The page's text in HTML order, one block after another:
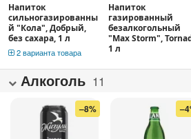
Напиток
сильногазированны
й "Кола", Добрый,
без сахара, 1 л
2 варианта товара
Напиток
газированный
безалкогольный
"Max Storm",
1 л
Алкоголь 11
–8%